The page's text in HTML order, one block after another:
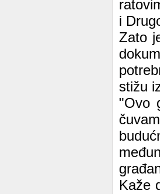
i
Zato
stižu
"Ovo
Kaže